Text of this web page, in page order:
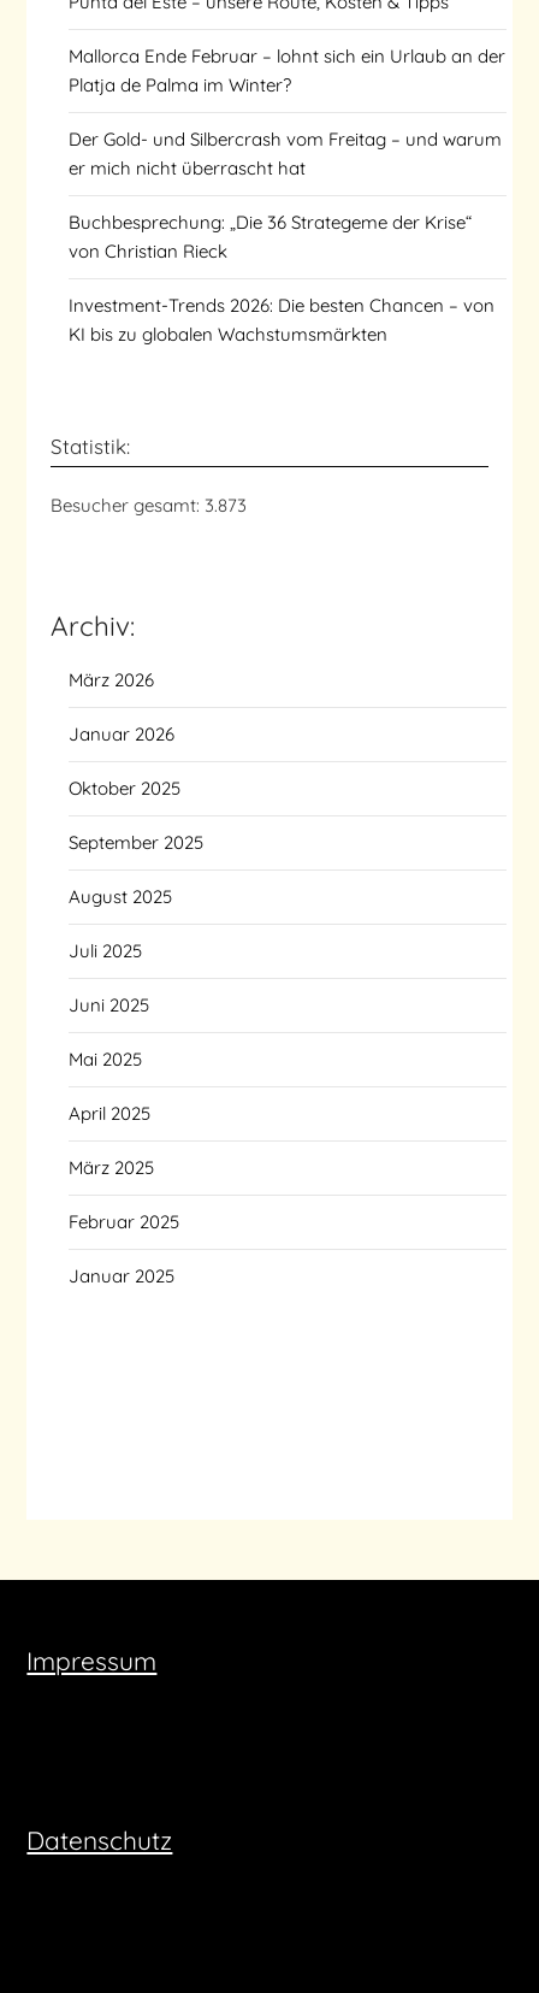
Mallorca Ende Februar – lohnt sich ein Urlaub an der
Platja de Palma im Winter?
Der Gold- und Silbercrash vom Freitag – und warum
er mich nicht überrascht hat
Buchbesprechung: „Die 36 Strategeme der Krise“
von Christian Rieck
Investment-Trends 2026: Die besten Chancen – von
KI bis zu globalen Wachstumsmärkten
Statistik:
Besucher gesamt: 3.873
Archiv:
März 2026
Januar 2026
Oktober 2025
September 2025
August 2025
Juli 2025
Juni 2025
Mai 2025
April 2025
März 2025
Februar 2025
Januar 2025
Impressum
Datenschutz